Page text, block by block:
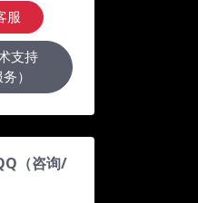
服
支持
）
（咨询/